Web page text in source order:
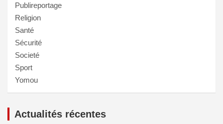
Publireportage
Religion
Santé
Sécurité
Societé
Sport
Yomou
Actualités récentes